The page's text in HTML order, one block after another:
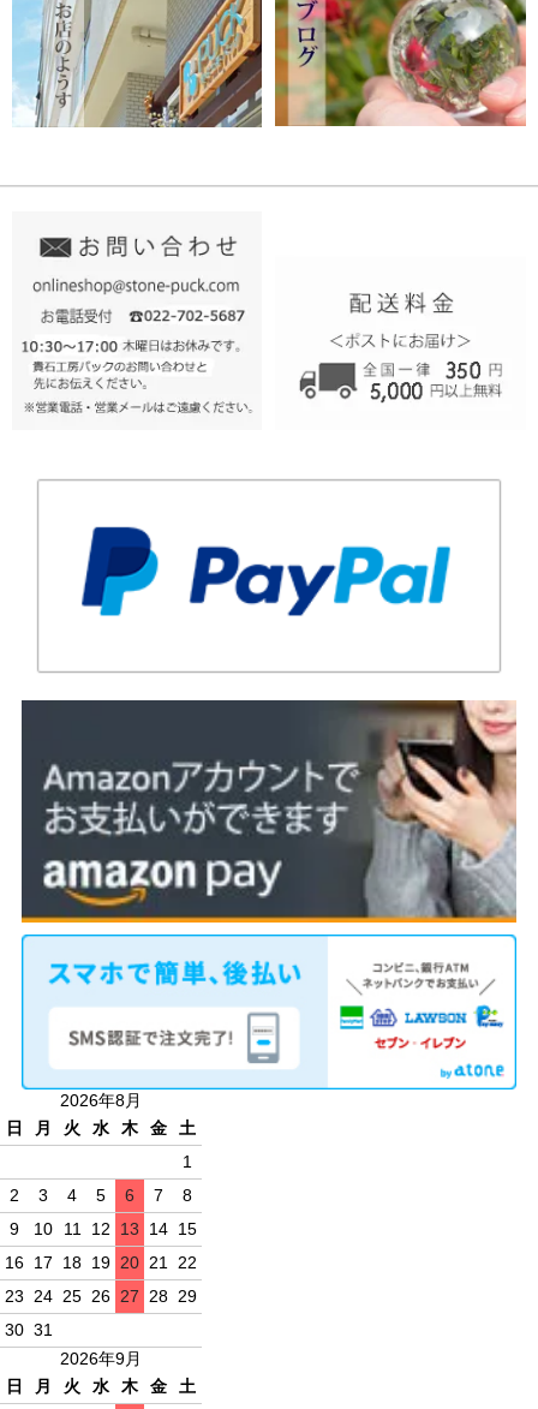
2026年8月
日
月 火 水 木 金
土
1
2
3 4 5 6 7
8
9
10 11 12 13 14 15
16 17 18 19 20 21 22
23 24 25 26 27 28 29
30 31
2026年9月
日
月 火 水 木 金
土